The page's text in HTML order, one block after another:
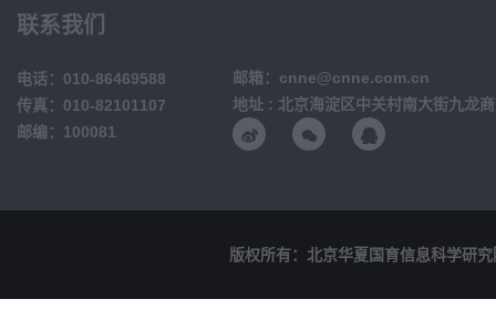
联系我们
电话：010-86469588
传真：010-82101107
邮编：100081
邮箱：cnne@cnne.com.cn
地址 : 北京海淀区中关村南大街九龙
版权所有：北京华夏国育信息科学